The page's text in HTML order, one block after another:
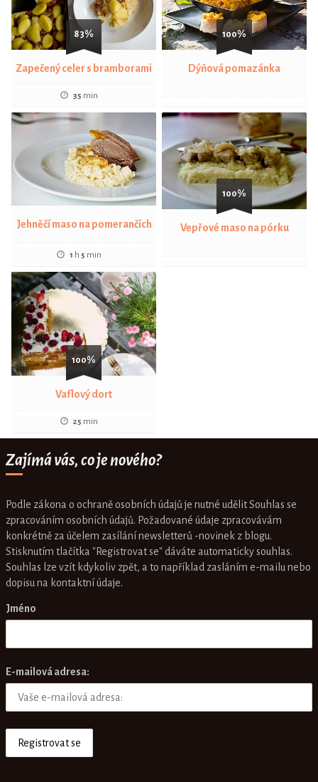
83%
Zapečený celer s bramborami
35 min
100%
Dýňová pomazánka
Jehněčí maso na pomerančích
1 h 5 min
100%
Vepřové maso na pórku
100%
Vaflový dort
25 min
Zajímá vás, co je nového?
Podle zákona o ochraně osobních údajů je nutné udělit Souhlas se
zpracováním osobních údajů. Požadované údaje zpracovávám
konkrétně za účelem zasílání newsletterů -novinek z blogu.
Stisknutím tlačítka "Registrovat se" dáváte automaticky souhlas.
Souhlas lze vzít kdykoliv zpět, a to například zasláním e-mailu nebo
dopisu na kontaktní údaje.
Jméno
E-mailová adresa: